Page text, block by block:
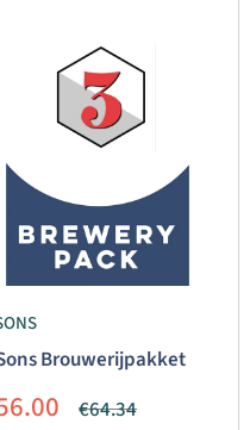
Brouwerijpakket
Normale
€64.34